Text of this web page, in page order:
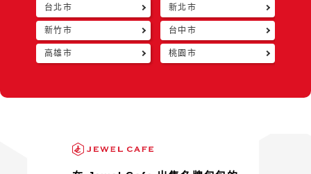
台北市 新北市
新竹市 台中市
高雄市 桃園市